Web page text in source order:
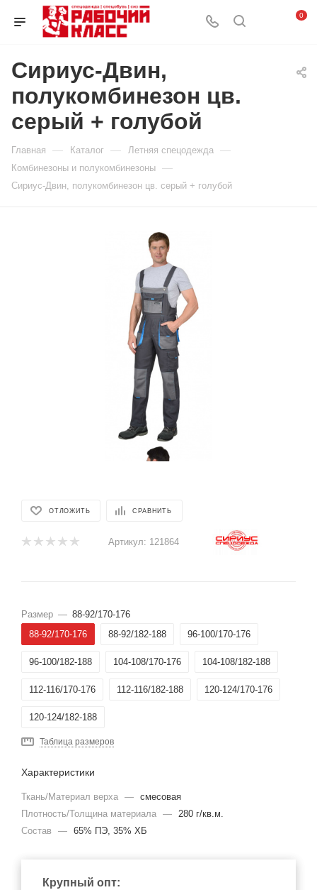
0
Сириус-Двин,
полукомбинезон цв.
серый + голубой
Главная — Каталог — Летняя спецодежда —
Комбинезоны и полукомбинезоны —
Сириус-Двин, полукомбинезон цв. серый + голубой
ОТЛОЖИТЬ СРАВНИТЬ
Артикул: 121864
Размер — 88-92/170-176
88-92/170-176
88-92/182-188 96-100/170-176
96-100/182-188 104-108/170-176 104-108/182-188
112-116/170-176 112-116/182-188 120-124/170-176
120-124/182-188
Таблица размеров
Характеристики
Ткань/Материал верха — смесовая
Плотность/Толщина материала — 280 г/кв.м.
Состав
— 65% ПЭ, 35% ХБ
Крупный опт: